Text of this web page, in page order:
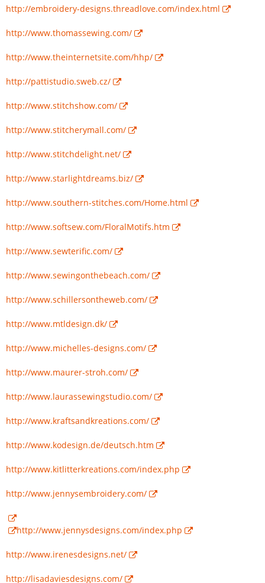
http://embroidery-designs.threadlove.com/index.html
http://www.thomassewing.com/
http://www.theinternetsite.com/hhp/
http://pattistudio.sweb.cz/
http://www.stitchshow.com/
http://www.stitcherymall.com/
http://www.stitchdelight.net/
http://www.starlightdreams.biz/
http://www.southern-stitches.com/Home.html
http://www.softsew.com/FloralMotifs.htm
http://www.sewterific.com/
http://www.sewingonthebeach.com/
http://www.schillersontheweb.com/
http://www.mtldesign.dk/
http://www.michelles-designs.com/
http://www.maurer-stroh.com/
http://www.laurassewingstudio.com/
http://www.kraftsandkreations.com/
http://www.kodesign.de/deutsch.htm
http://www.kitlitterkreations.com/index.php
http://www.jennysembroidery.com/
http://www.jennysdesigns.com/index.php
http://www.irenesdesigns.net/
http://lisadaviesdesigns.com/